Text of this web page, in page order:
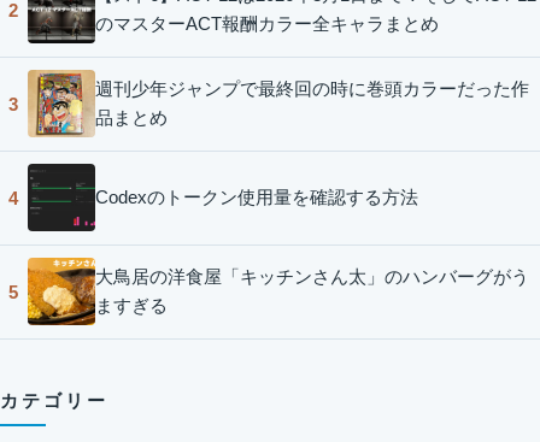
2
のマスターACT報酬カラー全キャラまとめ
3
週刊少年ジャンプで最終回の時に巻頭カラーだった作
品まとめ
4 Codexのトークン使用量を確認する方法
5
大鳥居の洋食屋「キッチンさん太」のハンバーグがう
ますぎる
カテゴリー